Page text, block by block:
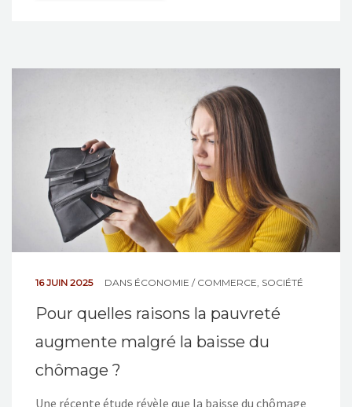
16 JUIN 2025 DANS ÉCONOMIE / COMMERCE, SOCIÉTÉ
Pour quelles raisons la pauvreté
augmente malgré la baisse du
chômage ?
Une récente étude révèle que la baisse du chômage